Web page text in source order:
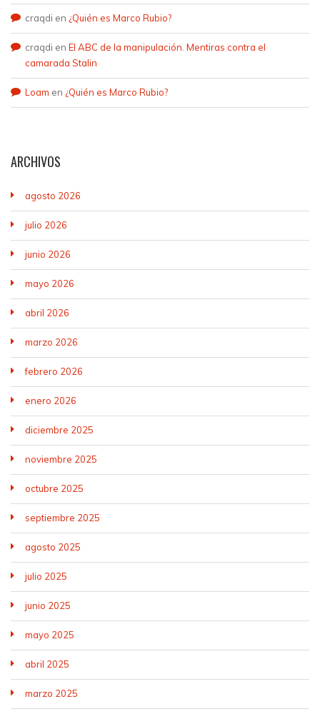
craqdi en ¿Quién es Marco Rubio?
craqdi en El ABC de la manipulación. Mentiras contra el
camarada Stalin
Loam en ¿Quién es Marco Rubio?
ARCHIVOS
agosto 2026
julio 2026
junio 2026
mayo 2026
abril 2026
marzo 2026
febrero 2026
enero 2026
diciembre 2025
noviembre 2025
octubre 2025
septiembre 2025
agosto 2025
julio 2025
junio 2025
mayo 2025
abril 2025
marzo 2025